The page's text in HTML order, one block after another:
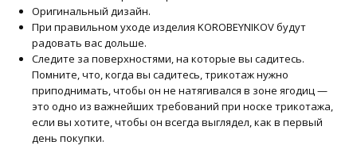
Оригинальный дизайн.
При правильном уходе изделия KOROBEYNIKOV будут
радовать вас дольше.
Следите за поверхностями, на которые вы садитесь.
Помните, что, когда вы садитесь, трикотаж нужно
приподнимать, чтобы он не натягивался в зоне ягодиц —
это одно из важнейших требований при носке трикотажа,
если вы хотите, чтобы он всегда выглядел, как в первый
день покупки.